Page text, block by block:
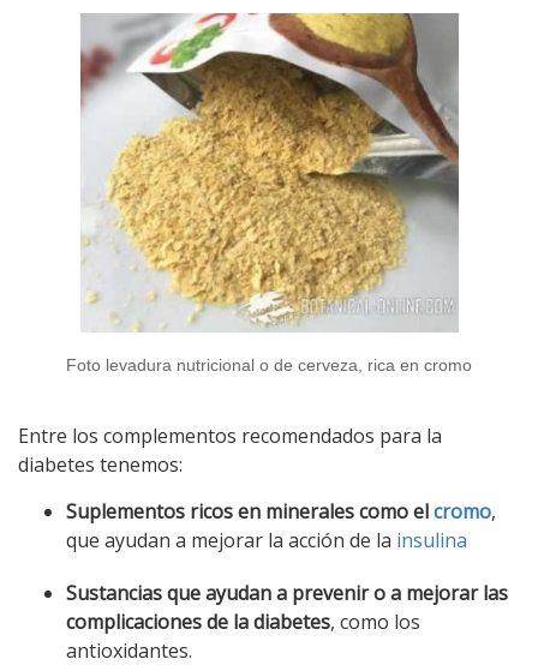
Foto levadura nutricional o de cerveza, rica en cromo
Entre los complementos recomendados para la
diabetes tenemos:
Suplementos ricos en minerales como elcromo,
que ayudan a mejorar la acción de la insulina
Sustancias que ayudan a prevenir o a mejorar las
complicaciones de la diabetes, como los
antioxidantes.